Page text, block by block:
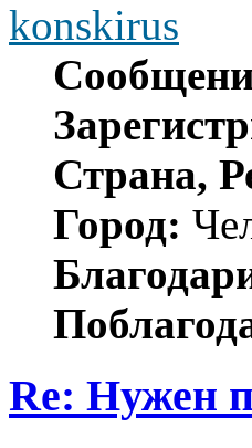
konskirus
Страна,
Город:
Re: Нужен